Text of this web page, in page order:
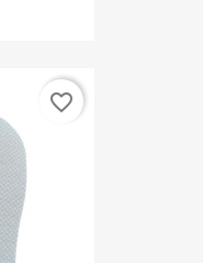
favorite_border